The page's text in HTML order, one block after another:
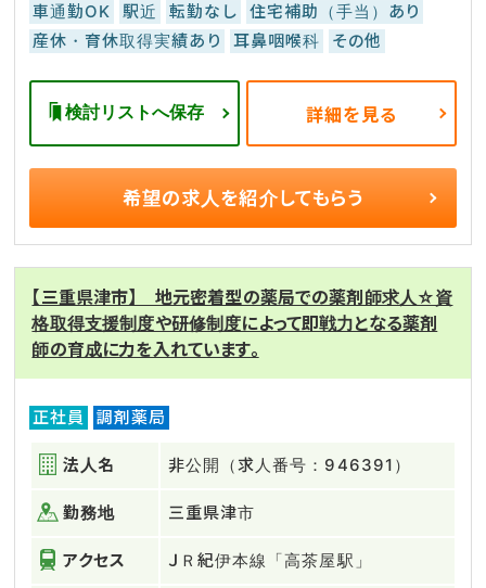
車通勤OK
駅近 転勤なし
住宅補助（手当）あり
産休・育休取得実績あり
耳鼻咽喉科 その他
検討リストへ保存 詳細を見る
希望の求人を紹介してもらう
【三重県津市】 地元密着型の薬局での薬剤師求人☆資
格取得支援制度や研修制度によって即戦力となる薬剤
師の育成に力を入れています。
正社員 調剤薬局
法人名 非公開（求人番号：946391）
勤務地 三重県津市
アクセス ＪＲ紀伊本線「高茶屋駅」